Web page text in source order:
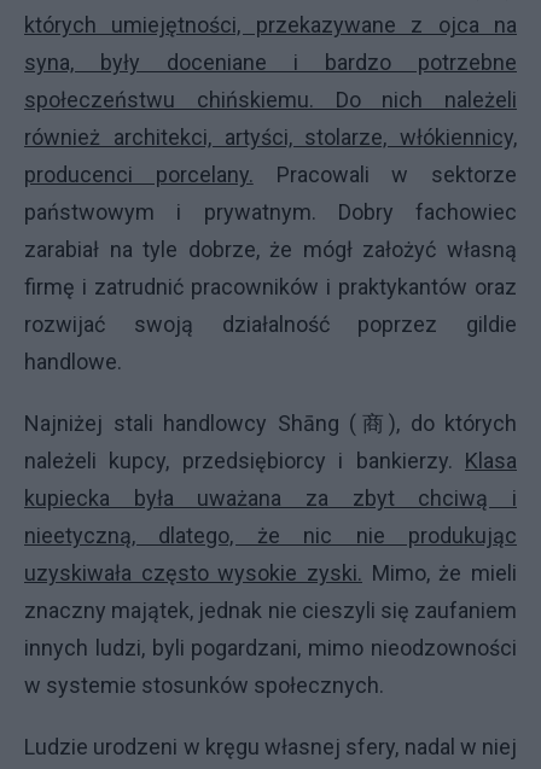
których umiejętności, przekazywane z ojca na
syna, były doceniane i bardzo potrzebne
społeczeństwu chińskiemu. Do nich należeli
również architekci, artyści, stolarze, włókiennicy,
producenci porcelany. Pracowali w sektorze
państwowym i prywatnym. Dobry fachowiec
zarabiał na tyle dobrze, że mógł założyć własną
firmę i zatrudnić pracowników i praktykantów oraz
rozwijać swoją działalność poprzez gildie
handlowe.
Najniżej stali handlowcy Shāng (商), do których
należeli kupcy, przedsiębiorcy i bankierzy. Klasa
kupiecka była uważana za zbyt chciwą i
nieetyczną, dlatego, że nic nie produkując
uzyskiwała często wysokie zyski. Mimo, że mieli
znaczny majątek, jednak nie cieszyli się zaufaniem
innych ludzi, byli pogardzani, mimo nieodzowności
w systemie stosunków społecznych.
Ludzie urodzeni w kręgu własnej sfery, nadal w niej